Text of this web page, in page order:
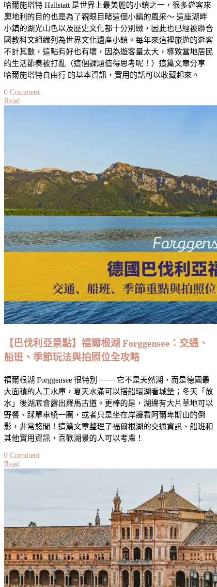
亮
點
與
美
食
推
薦
哈爾施塔特 Hallstatt 是世界上最美麗的小鎮之一，很多遊客來
奧地利的目的也是為了親眼目睹這個小鎮的風采～ 這座湖畔
小鎮的湖光山色以及歷史文化都十分別緻，因此也已經被聯合
國教科文組織列為世界文化遺產小鎮。每年來這裡旅遊的遊客
不計其數，這點有好也有壞，因為遊客量太大，導致當地居民
的生活節奏被打亂（這個課題值得思考呢！）這篇文章分享
哈爾施塔特自由行 的基本資訊，實用的話可以收藏起來。
0 Commenton
塔
特
自
由
行
攻
略】
哈
特
Hallstatt
行
編
排/
宿/
交
通/
景
點/
美
Read
【巴伐利亞景點】福爾根湖 Forggensee：交通、
船班、季節玩法與拍照位全攻略
福爾根湖 Forggensee 很特別 —— 它不是天然湖，而是德國最
大面積的人工水庫，夏天水滿可以搭船環湖看城堡；冬天「放
水」後湖底會露出羅馬古道。更棒的是，湖邊有大片草地可以
野餐、踩單車繞一圈，或者只是坐在岸邊看阿爾卑斯山的倒
影，非常悠閒！這篇文章整理了福爾根湖的交通資訊、船班和
其他實用資訊，喜歡湖景的人可以考慮！
0 Commenton
點】
福
爾
根
湖
Forggensee：
Read